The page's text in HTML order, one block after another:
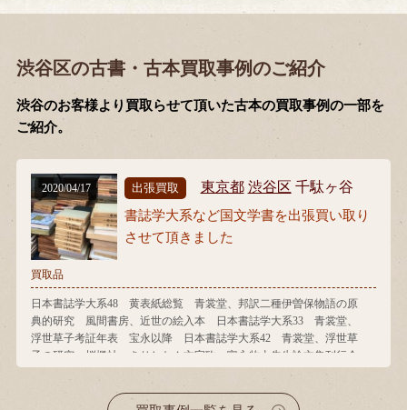
渋谷区の古書・古本買取事例のご紹介
渋谷のお客様より買取らせて頂いた古本の買取事例の一部を
ご紹介。
出張買取 東京都 渋谷区 千駄ヶ谷
書誌学大系など国文学書を出張買い取り
させて頂きました
買取品
日本書誌学大系48 黄表紙総覧 青裳堂、邦訳二種伊曽保物語の原
典的研究 風間書房、近世の絵入本 日本書誌学大系33 青裳堂、
浮世草子考証年表 宝永以降 日本書誌学大系42 青裳堂、浮世草
子の研究 桜楓社、きりしたん文字攷 富永牧太先生論文集刊行会
2020/04/17